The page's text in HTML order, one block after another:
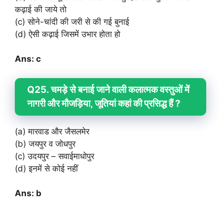
कढ़ाई की जाये तो
(c) सोने-चांदी की जरी से की गई बुनाई
(d) ऐसी कढ़ाई जिसमें उभार होता हो
Ans: c
Q25. चमड़े से बनाई जाने वाली कलात्मक वस्तुओं में
नागरी और मौजड़िया, जूतियां कहां की प्रसिद्ध हैं ?
(a) मारवाड और जैसलमेर
(b) जयपुर व जोधपुर
(c) उदयपुर – सवाईमाधोपुर
(d) इनमें से कोई नहीं
Ans: b